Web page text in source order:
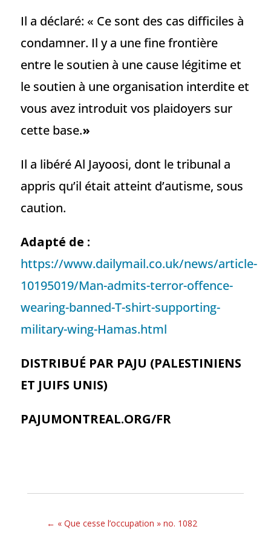
Il a déclaré: « Ce sont des cas difficiles à
condamner. Il y a une fine frontière
entre le soutien à une cause légitime et
le soutien à une organisation interdite et
vous avez introduit vos plaidoyers sur
cette base.»
Il a libéré Al Jayoosi, dont le tribunal a
appris qu’il était atteint d’autisme, sous
caution.
Adapté de :
https://www.dailymail.co.uk/news/article-
10195019/Man-admits-terror-offence-
wearing-banned-T-shirt-supporting-
military-wing-Hamas.html
DISTRIBUÉ PAR PAJU (PALESTINIENS
ET JUIFS UNIS)
PAJUMONTREAL.ORG/FR
← « Que cesse l’occupation » no. 1082